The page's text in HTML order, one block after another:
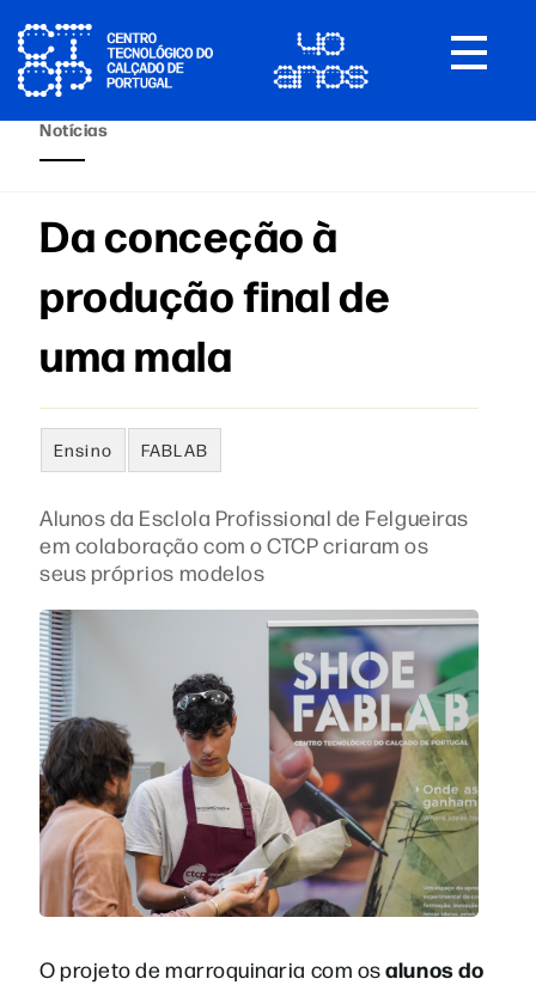
Toggle
Notícias
Da conceção à
produção final de
uma mala
Ensino FABLAB
Alunos da Esclola Profissional de Felgueiras
em colaboração com o CTCP criaram os
seus próprios modelos
O projeto de marroquinaria com osalunos do